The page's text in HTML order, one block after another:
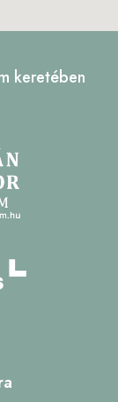
keretében